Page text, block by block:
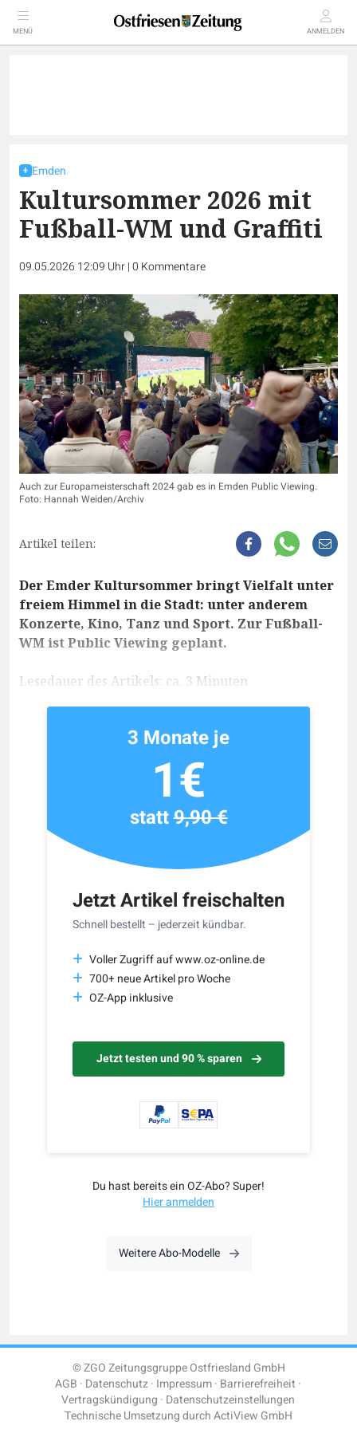
MENÜ ANMELDEN
Emden
Kultursommer 2026 mit
Fußball-WM und Graffiti
09.05.2026 12:09 Uhr|0 Kommentare
Auch zur Europameisterschaft 2024 gab es in Emden Public Viewing.
Foto: Hannah Weiden/Archiv
Artikel teilen:
Der Emder Kultursommer bringt Vielfalt unter
freiem Himmel in die Stadt: unter anderem
Konzerte, Kino, Tanz und Sport. Zur Fußball-
WM ist Public Viewing geplant.
Lesedauer des Artikels: ca. 3 Minuten
Jetzt Artikel freischalten
Schnell bestellt – jederzeit kündbar.
Voller Zugriff auf www.oz-online.de
700+ neue Artikel pro Woche
OZ-App inklusive
Jetzt testen und 90 % sparen
3 Monate je
1€
statt9,90 €
Du hast bereits ein OZ-Abo? Super!
Hier anmelden
Weitere Abo-Modelle
© ZGO Zeitungsgruppe Ostfriesland GmbH
AGB Datenschutz Impressum Barrierefreiheit
Vertragskündigung Datenschutzeinstellungen
Technische Umsetzung durchActiView GmbH